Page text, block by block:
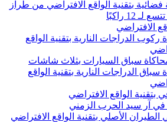
فضائية بتقنية الواقع الافتراضي من طراز
لـ 12 راكبًا
الافتراضي
ركوب الدراجات النارية بتقنية الواقع
سباق السيارات بثلاث شاشات
سباق الدراجات النارية بتقنية الواقع
بتقنية الواقع الافتراضي
آر سيد الحرب الزمني
الطيران الأصلي بتقنية الواقع الافتراضي